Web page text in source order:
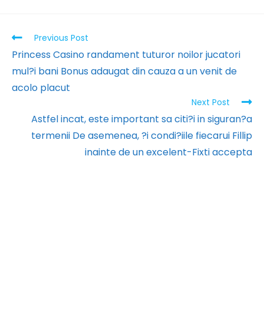
Previous Post
Princess Casino randament tuturor noilor jucatori
mul?i bani Bonus adaugat din cauza a un venit de
acolo placut
Next Post
Astfel incat, este important sa citi?i in siguran?a
termenii De asemenea, ?i condi?iile fiecarui Fillip
inainte de un excelent-Fixti accepta